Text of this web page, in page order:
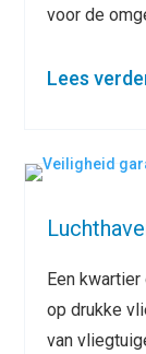
voor de
Lees
Een
op drukke
van